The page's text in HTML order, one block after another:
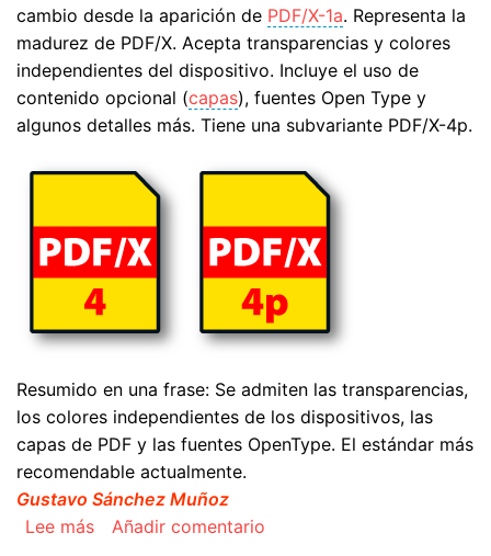
cambio desde la aparición de PDF/X-1a. Representa la
madurez de PDF/X. Acepta transparencias y colores
independientes del dispositivo. Incluye el uso de
contenido opcional (capas), fuentes Open Type y
algunos detalles más. Tiene una subvariante PDF/X-4p.
Resumido en una frase: Se admiten las transparencias,
los colores independientes de los dispositivos, las
capas de PDF y las fuentes OpenType. El estándar más
recomendable actualmente.
Gustavo Sánchez Muñoz
Lee mássobre El estándar PDF/X-4
Añadir comentario